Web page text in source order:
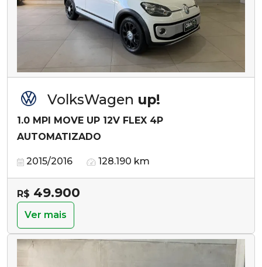
VolksWagen up!
1.0 MPI MOVE UP 12V FLEX 4P
AUTOMATIZADO
2015/2016 128.190 km
R$ 49.900
Ver mais